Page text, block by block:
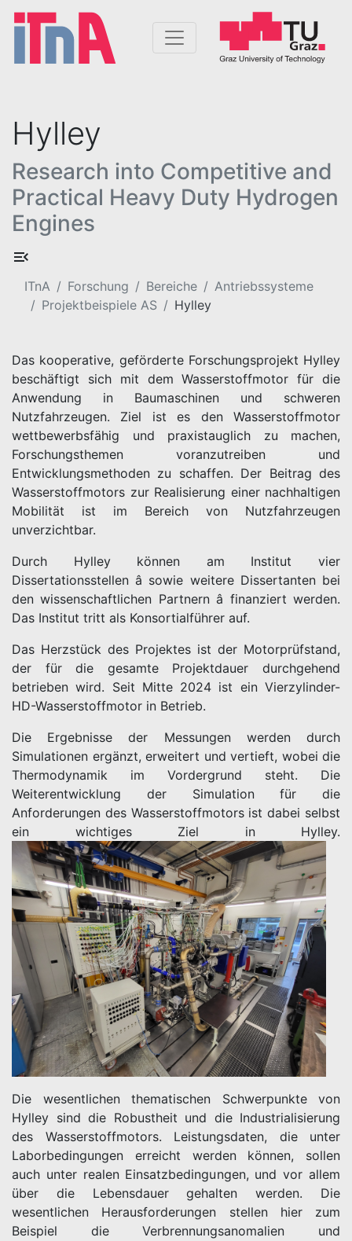
Hylley
Research into Competitive and
Practical Heavy Duty Hydrogen
Engines
ITnA Forschung Bereiche
Antriebssysteme
Projektbeispiele AS
Hylley
Das kooperative, geförderte Forschungsprojekt Hylley
beschäftigt sich mit dem Wasserstoffmotor für die
Anwendung in Baumaschinen und schweren
Nutzfahrzeugen. Ziel ist es den Wasserstoffmotor
wettbewerbsfähig und praxistauglich zu machen,
Forschungsthemen voranzutreiben und
Entwicklungsmethoden zu schaffen. Der Beitrag des
Wasserstoffmotors zur Realisierung einer nachhaltigen
Mobilität ist im Bereich von Nutzfahrzeugen
unverzichtbar.
Durch Hylley können am Institut vier
Dissertationsstellen â sowie weitere Dissertanten bei
den wissenschaftlichen Partnern â finanziert werden.
Das Institut tritt als Konsortialführer auf.
Das Herzstück des Projektes ist der Motorprüfstand,
der für die gesamte Projektdauer durchgehend
betrieben wird. Seit Mitte 2024 ist ein Vierzylinder-
HD-Wasserstoffmotor in Betrieb.
Die Ergebnisse der Messungen werden durch
Simulationen ergänzt, erweitert und vertieft, wobei die
Thermodynamik im Vordergrund steht. Die
Weiterentwicklung der Simulation für die
Anforderungen des Wasserstoffmotors ist dabei selbst
ein wichtiges Ziel in Hylley.
Die wesentlichen thematischen Schwerpunkte von
Hylley sind die Robustheit und die Industrialisierung
des Wasserstoffmotors. Leistungsdaten, die unter
Laborbedingungen erreicht werden können, sollen
auch unter realen Einsatzbedingungen, und vor allem
über die Lebensdauer gehalten werden. Die
wesentlichen Herausforderungen stellen hier zum
Beispiel die Verbrennungsanomalien und